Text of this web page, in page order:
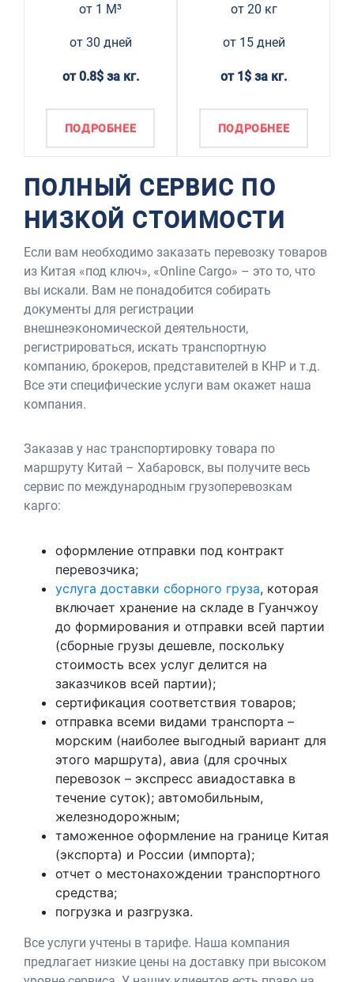
от 1 М³
от 30 дней
от 0.8$ за кг.
ПОДРОБНЕЕ
от 20 кг
от 15 дней
от 1$ за кг.
ПОДРОБНЕЕ
ПОЛНЫЙ СЕРВИС ПО
НИЗКОЙ СТОИМОСТИ
Если вам необходимо заказать перевозку товаров
из Китая «под ключ», «Online Cargo» – это то, что
вы искали. Вам не понадобится собирать
документы для регистрации
внешнеэкономической деятельности,
регистрироваться, искать транспортную
компанию, брокеров, представителей в КНР и т.д.
Все эти специфические услуги вам окажет наша
компания.
Заказав у нас транспортировку товара по
маршруту Китай – Хабаровск, вы получите весь
сервис по международным грузоперевозкам
карго:
оформление отправки под контракт
перевозчика;
услуга доставки сборного груза, которая
включает хранение на складе в Гуанчжоу
до формирования и отправки всей партии
(сборные грузы дешевле, поскольку
стоимость всех услуг делится на
заказчиков всей партии);
сертификация соответствия товаров;
отправка всеми видами транспорта –
морским (наиболее выгодный вариант для
этого маршрута), авиа (для срочных
перевозок – экспресс авиадоставка в
течение суток); автомобильным,
железнодорожным;
таможенное оформление на границе Китая
(экспорта) и России (импорта);
отчет о местонахождении транспортного
средства;
погрузка и разгрузка.
Все услуги учтены в тарифе. Наша компания
предлагает низкие цены на доставку при высоком